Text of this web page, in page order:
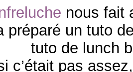
nous fait
préparé un tuto
tuto de lunch
c’était pas